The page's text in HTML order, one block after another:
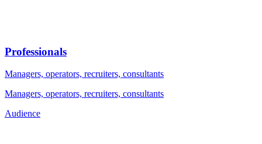
Professionals
Managers, operators, recruiters, consultants
Managers, operators, recruiters, consultants
Audience